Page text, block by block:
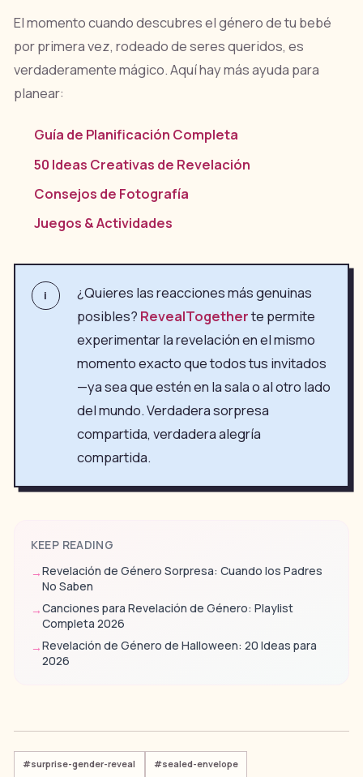
El momento cuando descubres el género de tu bebé
por primera vez, rodeado de seres queridos, es
verdaderamente mágico. Aquí hay más ayuda para
planear:
Guía de Planificación Completa
50 Ideas Creativas de Revelación
Consejos de Fotografía
Juegos & Actividades
i
¿Quieres las reacciones más genuinas
posibles? RevealTogetherte permite
experimentar la revelación en el mismo
momento exacto que todos tus invitados
—ya sea que estén en la sala o al otro lado
del mundo. Verdadera sorpresa
compartida, verdadera alegría
compartida.
KEEP READING
→Revelación de Género Sorpresa: Cuando los Padres
No Saben
→Canciones para Revelación de Género: Playlist
Completa 2026
→Revelación de Género de Halloween: 20 Ideas para
2026
#surprise-gender-reveal #sealed-envelope